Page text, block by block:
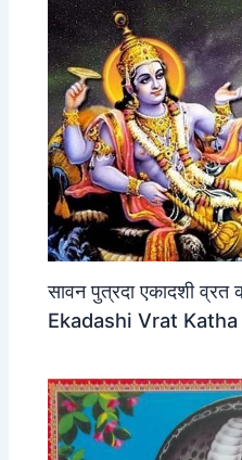
सावन पुत्रदा एकादशी
Ekadashi Vrat Katha